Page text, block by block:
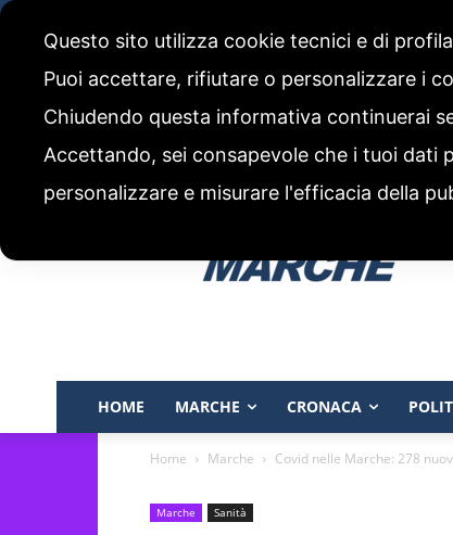
CODICE ETICO E POLITICA
HOME MARCHE CRONACA
Home Marche Covid nelle Marche: 278
Marche Sanità
Questo sito utilizza cookie tecnici e di
Puoi accettare, rifiutare o personalizzare i
Chiudendo questa informativa continuerai
Accettando, sei consapevole che i tuoi dati
personalizzare e misurare l'efficacia della